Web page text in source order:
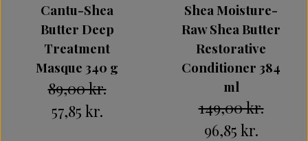
Cantu-Shea
Butter Deep
Treatment
Masque 340 g
89,00 kr.
57,85 kr.
Shea Moisture-
Raw Shea Butter
Restorative
Conditioner 384
ml
149,00 kr.
96,85 kr.